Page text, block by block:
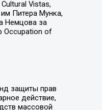
Vistas,
Питера Мунка,
Немцова за
Occupation of
защиты прав
действие,
массовой